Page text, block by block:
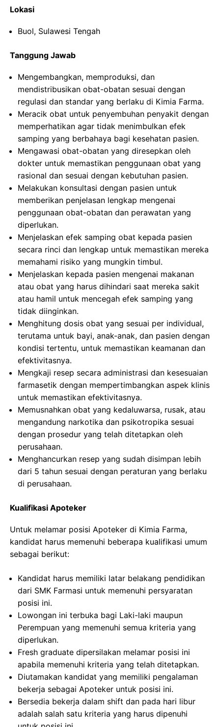
Lokasi
Buol, Sulawesi Tengah
Tanggung Jawab
Mengembangkan, memproduksi, dan
mendistribusikan obat-obatan sesuai dengan
regulasi dan standar yang berlaku di Kimia Farma.
Meracik obat untuk penyembuhan penyakit dengan
memperhatikan agar tidak menimbulkan efek
samping yang berbahaya bagi kesehatan pasien.
Mengawasi obat-obatan yang diresepkan oleh
dokter untuk memastikan penggunaan obat yang
rasional dan sesuai dengan kebutuhan pasien.
Melakukan konsultasi dengan pasien untuk
memberikan penjelasan lengkap mengenai
penggunaan obat-obatan dan perawatan yang
diperlukan.
Menjelaskan efek samping obat kepada pasien
secara rinci dan lengkap untuk memastikan mereka
memahami risiko yang mungkin timbul.
Menjelaskan kepada pasien mengenai makanan
atau obat yang harus dihindari saat mereka sakit
atau hamil untuk mencegah efek samping yang
tidak diinginkan.
Menghitung dosis obat yang sesuai per individual,
terutama untuk bayi, anak-anak, dan pasien dengan
kondisi tertentu, untuk memastikan keamanan dan
efektivitasnya.
Mengkaji resep secara administrasi dan kesesuaian
farmasetik dengan mempertimbangkan aspek klinis
untuk memastikan efektivitasnya.
Memusnahkan obat yang kedaluwarsa, rusak, atau
mengandung narkotika dan psikotropika sesuai
dengan prosedur yang telah ditetapkan oleh
perusahaan.
Menghancurkan resep yang sudah disimpan lebih
dari 5 tahun sesuai dengan peraturan yang berlaku
di perusahaan.
Kualifikasi Apoteker
Untuk melamar posisi Apoteker di Kimia Farma,
kandidat harus memenuhi beberapa kualifikasi umum
sebagai berikut:
Kandidat harus memiliki latar belakang pendidikan
dari SMK Farmasi untuk memenuhi persyaratan
posisi ini.
Lowongan ini terbuka bagi Laki-laki maupun
Perempuan yang memenuhi semua kriteria yang
diperlukan.
Fresh graduate dipersilakan melamar posisi ini
apabila memenuhi kriteria yang telah ditetapkan.
Diutamakan kandidat yang memiliki pengalaman
bekerja sebagai Apoteker untuk posisi ini.
Bersedia bekerja dalam shift dan pada hari libur
adalah salah satu kriteria yang harus dipenuhi